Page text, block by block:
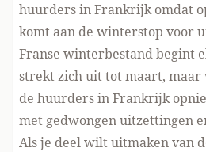
huurders in Frankrijk omdat
komt aan de winterstop voor
Franse winterbestand begint
strekt zich uit tot maart,
de huurders in Frankrijk
met gedwongen uitzettingen
Als je deel wilt uitmaken van